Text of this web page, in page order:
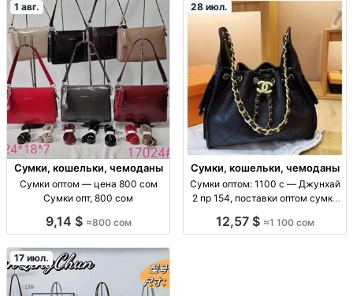
1 авг.
Сумки, кошельки, чемоданы
Сумки оптом — цена 800 сом
Сумки опт, 800 сом
9,14 $ ≈800 сом
28 июл.
Сумки, кошельки, чемоданы
Сумки оптом: 1100 с — Джунхай
2 пр 154, поставки оптом сумки
154»), цена 1100 с, поставки для
12,57 $ ≈1 100 сом
17 июл.